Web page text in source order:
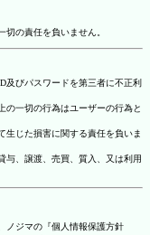
の責任を負いません。
及びパスワードを第三者に不正利
の一切の行為はユーザーの行為と
生じた損害に関する責任を負いま
与、譲渡、売買、質入、又は利用
ノジマの『個人情報保護方針